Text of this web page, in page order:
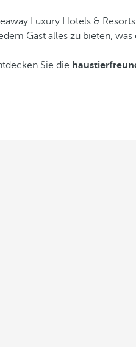
Luxury Hotels &
Gast alles zu bieten,
Sie die